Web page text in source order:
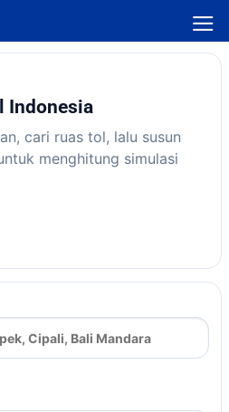
Indonesia
cari ruas tol, lalu susun
menghitung simulasi